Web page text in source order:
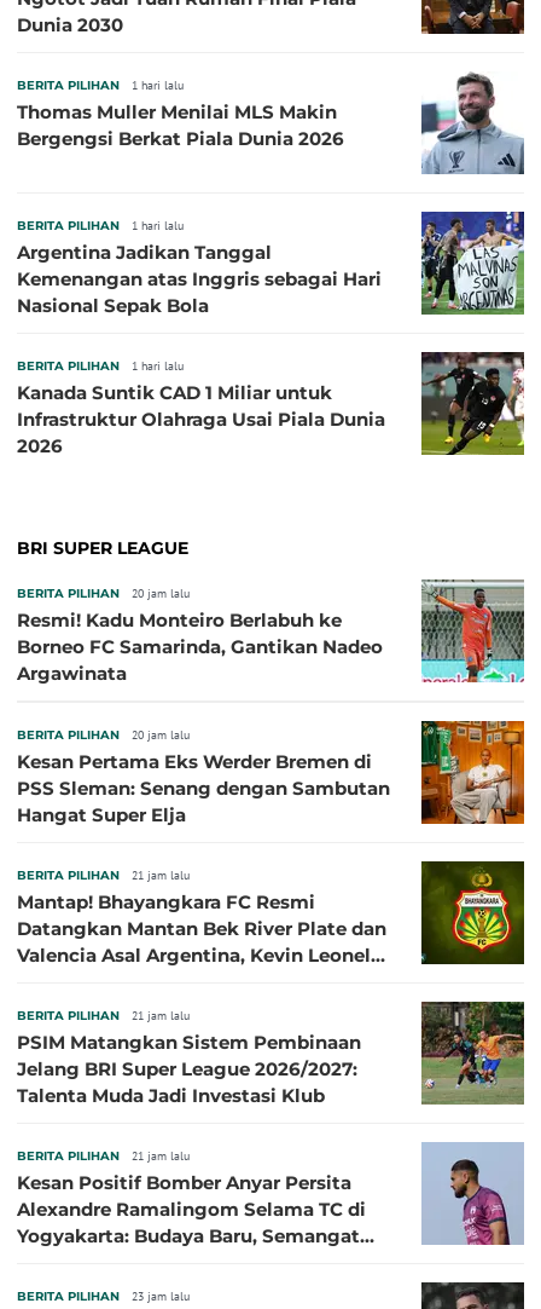
Dunia 2030
BERITA PILIHAN 1 hari lalu
Thomas Muller Menilai MLS Makin
Bergengsi Berkat Piala Dunia 2026
BERITA PILIHAN 1 hari lalu
Argentina Jadikan Tanggal
Kemenangan atas Inggris sebagai Hari
Nasional Sepak Bola
BERITA PILIHAN 1 hari lalu
Kanada Suntik CAD 1 Miliar untuk
Infrastruktur Olahraga Usai Piala Dunia
2026
BRI SUPER LEAGUE
BERITA PILIHAN 20 jam lalu
Resmi! Kadu Monteiro Berlabuh ke
Borneo FC Samarinda, Gantikan Nadeo
Argawinata
BERITA PILIHAN 20 jam lalu
Kesan Pertama Eks Werder Bremen di
PSS Sleman: Senang dengan Sambutan
Hangat Super Elja
BERITA PILIHAN 21 jam lalu
Mantap! Bhayangkara FC Resmi
Datangkan Mantan Bek River Plate dan
Valencia Asal Argentina, Kevin Leonel
BERITA PILIHAN 21 jam lalu
PSIM Matangkan Sistem Pembinaan
Jelang BRI Super League 2026/2027:
Talenta Muda Jadi Investasi Klub
BERITA PILIHAN 21 jam lalu
Kesan Positif Bomber Anyar Persita
Alexandre Ramalingom Selama TC di
Yogyakarta: Budaya Baru, Semangat
BERITA PILIHAN 23 jam lalu